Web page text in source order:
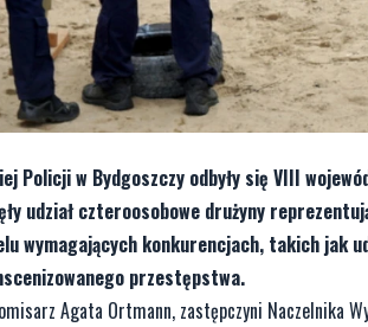
Policji w Bydgoszczy odbyły się VIII
udział czteroosobowe drużyny
wymagających konkurencjach, takich jak
przestępstwa.
Agata Ortmann, zastępczyni Naczelnika